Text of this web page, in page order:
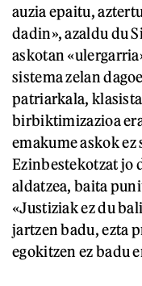
auzia epaitu,
dadin», azaldu du
askotan
sistema zelan
patriarkala,
birbiktimizazioa
emakume askok ez
Ezinbestekotzat jo
aldatzea, baita
«Justiziak ez du
jartzen badu, ezta
egokitzen ez badu